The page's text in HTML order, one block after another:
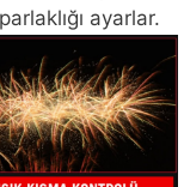
ayarlar.